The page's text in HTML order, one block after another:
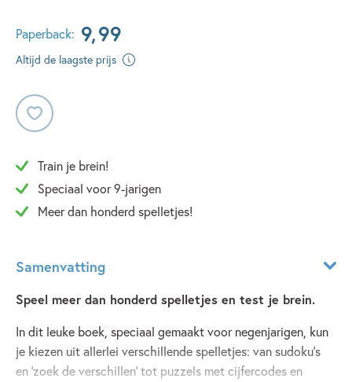
Paperback: 9,99
Altijd de laagste prijs
Train je brein!
Speciaal voor 9-jarigen
Meer dan honderd spelletjes!
Samenvatting
Speel meer dan honderd spelletjes en test je brein.
In dit leuke boek, speciaal gemaakt voor negenjarigen, kun
je kiezen uit allerlei verschillende spelletjes: van sudoku’s
en ‘zoek de verschillen’ tot puzzels met cijfercodes en